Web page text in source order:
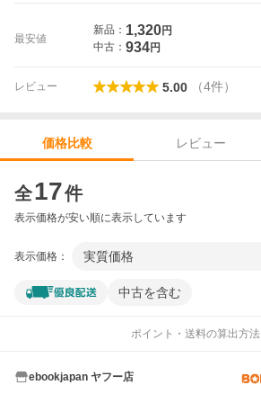
最安値
新品： 1,320円
中古： 934円
レビュー 5.00 （4件）
価格比較 レビュー
全17件
表示価格が安い順に表示しています
表示価格： 実質価格
中古を含む
ポイント・送料の算出方法
ebookjapan ヤフー店